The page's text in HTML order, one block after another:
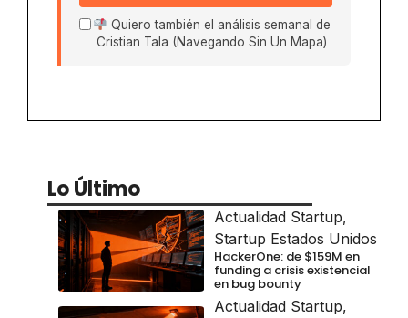
Quiero también el análisis semanal de
Cristian Tala (Navegando Sin Un Mapa)
Lo Último
Actualidad Startup,
Startup Estados Unidos
HackerOne: de $159M en
funding a crisis existencial
en bug bounty
Actualidad Startup,